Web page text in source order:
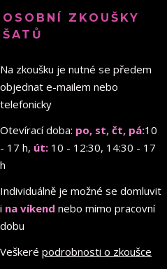
OSOBNÍ ZKOUŠKY
ŠATŮ
Na zkoušku je nutné se předem
objednat e-mailem nebo
telefonicky
Otevírací doba: po, st, čt, pá:10
- 17 h, út: 10 - 12:30, 14:30 - 17
h
Individuálně je možné se domluvit
i na víkend nebo mimo pracovní
dobu
Veškeré podrobnosti o zkoušce